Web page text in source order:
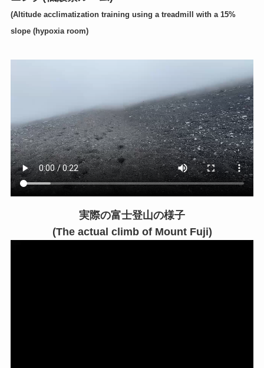
(Altitude acclimatization training using a treadmill with a 15%
slope (hypoxia room)
実際の富士登山の様子
(The actual climb of Mount Fuji)